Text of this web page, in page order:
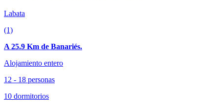
Labata
(1)
A 25.9 Km de Banariés.
Alojamiento entero
12 - 18 personas
10 dormitorios